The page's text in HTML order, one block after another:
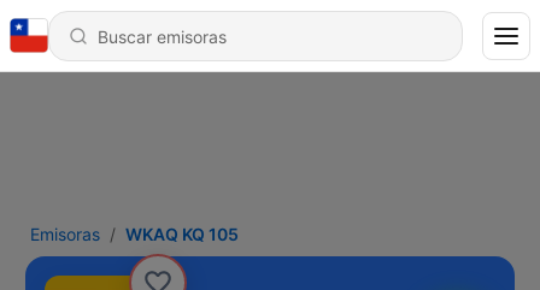
Emisoras WKAQ KQ 105